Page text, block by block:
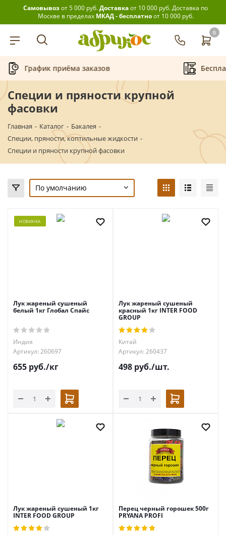
Самовывозот 5 000 руб.Доставкаот 10 000 руб.Доставка по
Москве в пределах МКАД - бесплатноот 10 000 руб.
0
заказов Бесплатная аренда
Специи и пряности крупной
фасовки
Главная - Каталог - Бакалея -
Специи, пряности, коптильные жидкости -
Специи и пряности крупной фасовки
По умолчанию
НОВИНКА
Лук жареный сушеный
белый 1кг Глобал Спайс
Индия
Артикул: 260697
655 руб./кг
Лук жареный сушеный
красный 1кг INTER FOOD
GROUP
Китай
Артикул: 260437
498 руб./шт.
Лук жареный сушеный 1кг
INTER FOOD GROUP
Перец черный горошек 500г
PRYANA PROFI